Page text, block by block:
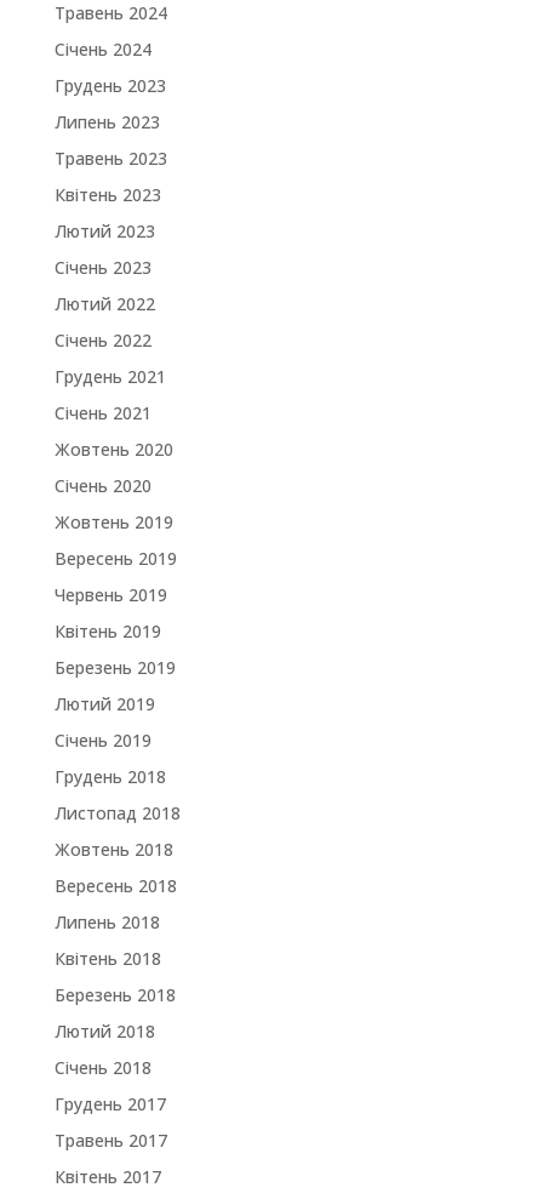
Травень 2024
Січень 2024
Грудень 2023
Липень 2023
Травень 2023
Квітень 2023
Лютий 2023
Січень 2023
Лютий 2022
Січень 2022
Грудень 2021
Січень 2021
Жовтень 2020
Січень 2020
Жовтень 2019
Вересень 2019
Червень 2019
Квітень 2019
Березень 2019
Лютий 2019
Січень 2019
Грудень 2018
Листопад 2018
Жовтень 2018
Вересень 2018
Липень 2018
Квітень 2018
Березень 2018
Лютий 2018
Січень 2018
Грудень 2017
Травень 2017
Квітень 2017